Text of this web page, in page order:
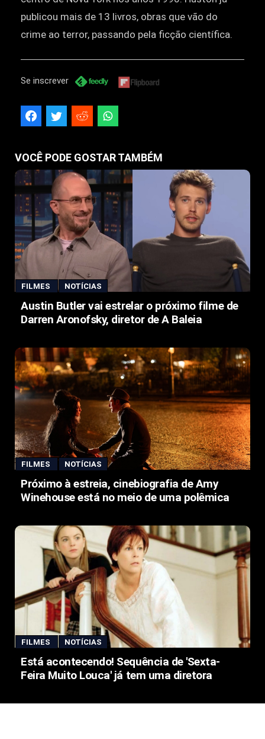
publicou mais de 13 livros, obras que vão do
crime ao terror, passando pela ficção científica.
Se inscrever
VOCÊ PODE GOSTAR TAMBÉM
FILMES NOTÍCIAS
Austin Butler vai estrelar o próximo filme de
Darren Aronofsky, diretor de A Baleia
FILMES NOTÍCIAS
Próximo à estreia, cinebiografia de Amy
Winehouse está no meio de uma polêmica
FILMES NOTÍCIAS
Está acontecendo! Sequência de 'Sexta-
Feira Muito Louca' já tem uma diretora